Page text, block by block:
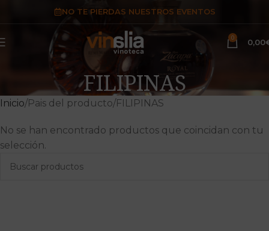
NO TE PIERDAS NUESTROS EVENTOS
0 0,00
FILIPINAS
Inicio Pais del producto FILIPINAS
No se han encontrado productos que coincidan con tu
selección.